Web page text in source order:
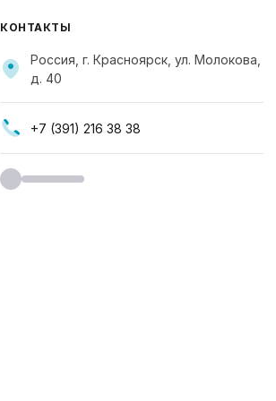
КОНТАКТЫ
Россия, г. Красноярск, ул. Молокова,
д. 40
+7 (391) 216 38 38